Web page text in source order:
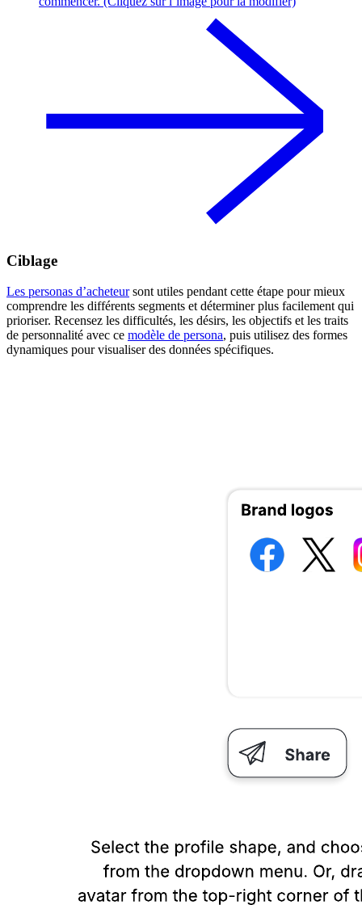
Ciblage
Les personas d’acheteursont utiles pendant cette étape pour mieux
comprendre les différents segments et déterminer plus facilement qui
prioriser. Recensez les difficultés, les désirs, les objectifs et les traits
de personnalité avec ce modèle de persona, puis utilisez des formes
dynamiques pour visualiser des données spécifiques.